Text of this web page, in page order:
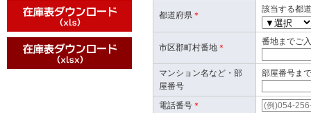
都道府県 ＊
該当する都
市区郡町村番地 ＊
番地までご
マンション名など・部
屋番号
部屋番号ま
電話番号 ＊